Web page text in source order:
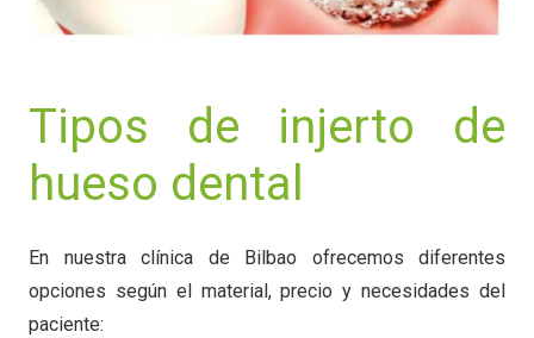
Tipos de injerto de
hueso dental
En nuestra clínica de Bilbao ofrecemos diferentes
opciones según el material, precio y necesidades del
paciente: